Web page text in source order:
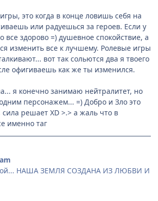
это когда в конце ловишь себя на
или радуешься за героев. Если у
все здорово =) душевное спокойствие, а
изменить все к лучшему. Ролевые игры
вот так сольются два я твоего
офигиваешь как же ты изменился.
я конечно занимаю нейтралитет, но
персонажем... =) Добро и Зло это
сила решает XD >.> а жаль что в
именно таг
НАША ЗЕМЛЯ СОЗДАНА ИЗ ЛЮБВИ И